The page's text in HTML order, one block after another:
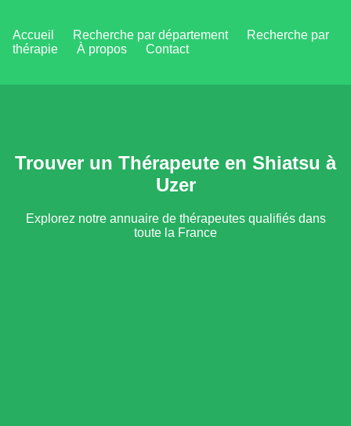
Accueil Recherche par département
Recherche par
thérapie
À propos Contact
Trouver un Thérapeute en Shiatsu à
Uzer
Explorez notre annuaire de thérapeutes qualifiés dans
toute la France